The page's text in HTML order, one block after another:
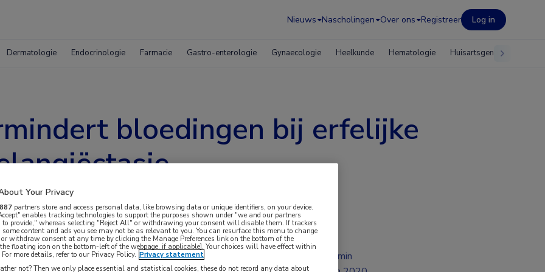
Nieuws Nascholingen Over ons Registreer Log in
Dermatologie Endocrinologie Farmacie Gastro-enterologie Gynaecologie Heelkunde Hematologie Huisartsgeneeskunde
bloedingen bij erfelijke
van chronische bloedingen en
2 min
Your Privacy
887 partners store and access personal data, like browsing data or unique identifiers, on your device.
enables tracking technologies to support the purposes shown under "we and our partners
to provide," whereas selecting "Reject All" or withdrawing your consent will disable them. If trackers
some content and ads you see may not be as relevant to you. You can resurface this menu to change
or withdraw consent at any time by clicking the Manage Preferences link on the bottom of the
floating icon on the bottom-left of the webpage, if applicable]. Your choices will have effect within
more details, refer to our Privacy Policy. Privacy statement
not? Then we only place essential and statistical cookies, these do not record any data about